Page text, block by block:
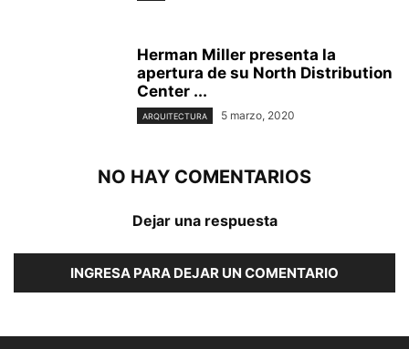
Herman Miller presenta la
apertura de su North Distribution
Center ...
ARQUITECTURA 5 marzo, 2020
NO HAY COMENTARIOS
Dejar una respuesta
INGRESA PARA DEJAR UN COMENTARIO